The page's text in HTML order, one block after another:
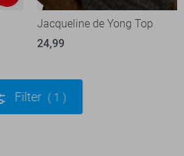
Jacqueline de Yong Top
24,99
Filter 1